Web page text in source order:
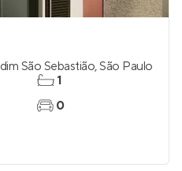
São Sebastião,São Paulo
1
0